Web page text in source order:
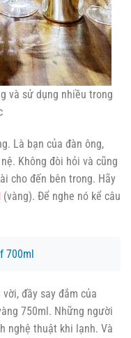
và sử dụng nhiều trong
Là bạn của đàn ông,
Không đòi hỏi và cũng
cho đến bên trong. Hãy
(vàng). Để nghe nó kể câu
700ml
đầy say đắm của
750ml. Những người
nghệ thuật khi lạnh. Và